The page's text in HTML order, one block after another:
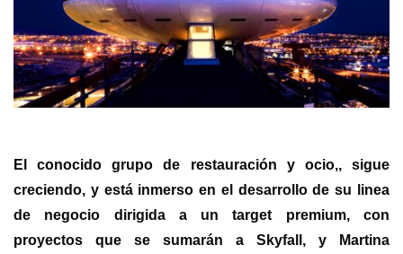
El conocido grupo de restauración y ocio,, sigue
creciendo, y está inmerso en el desarrollo de su linea
de negocio dirigida a un target premium, con
proyectos que se sumarán a Skyfall, y Martina